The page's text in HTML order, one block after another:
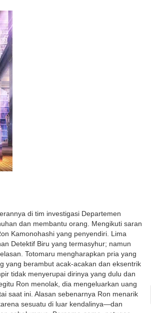
di tim investigasi Departemen
dan membantu orang. Mengikuti saran
Kamonohashi yang penyendiri. Lima
Detektif Biru yang termasyhur; namun
Totomaru mengharapkan pria yang
yang berambut acak-acakan dan eksentrik
tidak menyerupai dirinya yang dulu dan
Ron menolak, dia mengeluarkan uang
saat ini. Alasan sebenarnya Ron menarik
sesuatu di luar kendalinya—dan